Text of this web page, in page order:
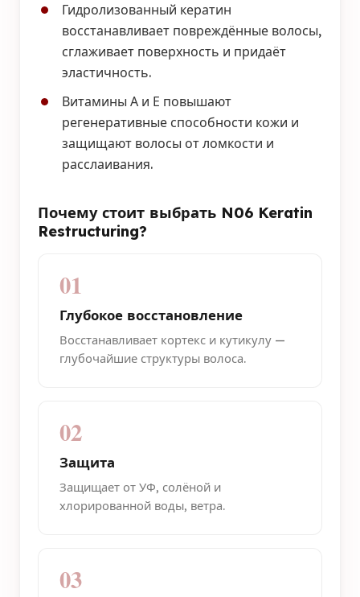
Гидролизованный кератин
восстанавливает повреждённые волосы,
сглаживает поверхность и придаёт
эластичность.
Витамины А и Е повышают
регенеративные способности кожи и
защищают волосы от ломкости и
расслаивания.
Почему стоит выбрать N06 Keratin
Restructuring?
01
Глубокое восстановление
Восстанавливает кортекс и кутикулу —
глубочайшие структуры волоса.
02
Защита
Защищает от УФ, солёной и
хлорированной воды, ветра.
03